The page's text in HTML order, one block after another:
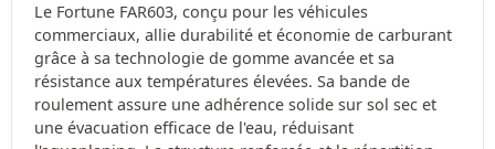
Le Fortune FAR603, conçu pour les véhicules
commerciaux, allie durabilité et économie de carburant
grâce à sa technologie de gomme avancée et sa
résistance aux températures élevées. Sa bande de
roulement assure une adhérence solide sur sol sec et
une évacuation efficace de l'eau, réduisant